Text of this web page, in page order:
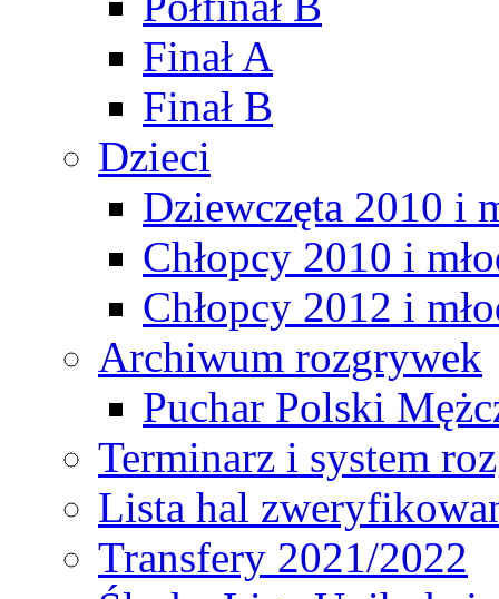
Finał A
Finał B
Dzieci
Dziewczęta 2010 i
Chłopcy 2010 i
Chłopcy 2012 i
Archiwum rozgrywek
Puchar Polski
Terminarz i system
Lista hal
Transfery 2021/2022